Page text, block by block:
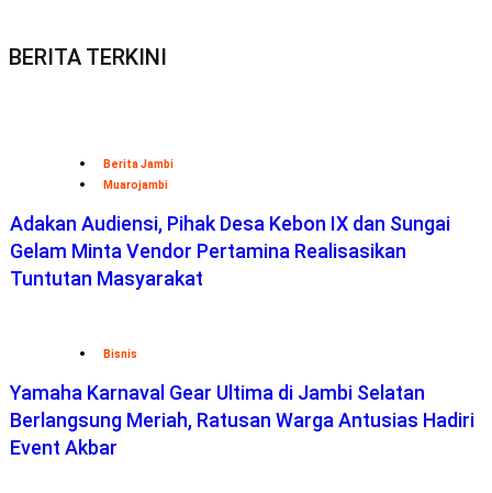
BERITA TERKINI
Berita Jambi
Muarojambi
Adakan Audiensi, Pihak Desa Kebon IX dan Sungai
Gelam Minta Vendor Pertamina Realisasikan
Tuntutan Masyarakat
Bisnis
Yamaha Karnaval Gear Ultima di Jambi Selatan
Berlangsung Meriah, Ratusan Warga Antusias Hadiri
Event Akbar